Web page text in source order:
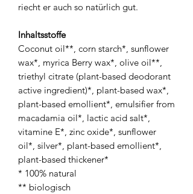
riecht er auch so natürlich gut.
Inhaltsstoffe
Coconut oil**, corn starch*, sunflower
wax*, myrica Berry wax*, olive oil**,
triethyl citrate (plant-based deodorant
active ingredient)*, plant-based wax*,
plant-based emollient*, emulsifier from
macadamia oil*, lactic acid salt*,
vitamine E*, zinc oxide*, sunflower
oil*, silver*, plant-based emollient*,
plant-based thickener*
* 100% natural
** biologisch